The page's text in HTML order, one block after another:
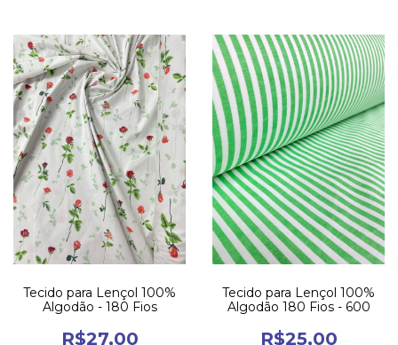
Tecido para Lençol 100%
Algodão - 180 Fios
R$27,00
Tecido para Lençol 100%
Algodão 180 Fios - 600
R$25,00